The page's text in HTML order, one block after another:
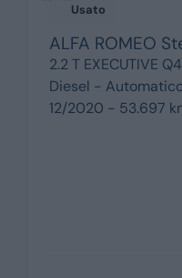
Usato
ALFA ROMEO
2.2 T EXECUTIVE
Diesel -
12/2020 - 53.697